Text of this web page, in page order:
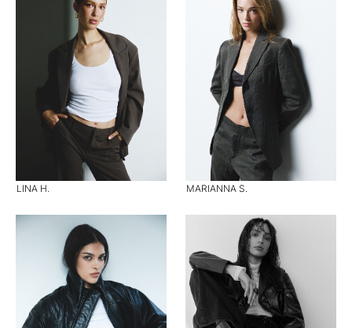
LINA H. MARIANNA S.